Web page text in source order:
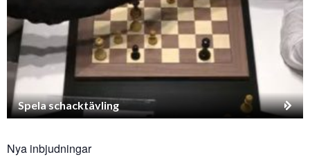
Spela schacktävling
Nya inbjudningar